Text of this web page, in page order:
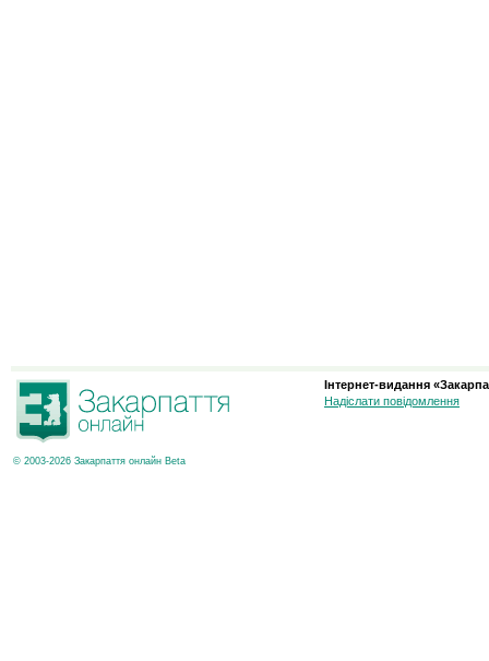
© 2003-2026 Закарпаття онлайн Beta
Інтернет-видання
Надіслати повідомлення